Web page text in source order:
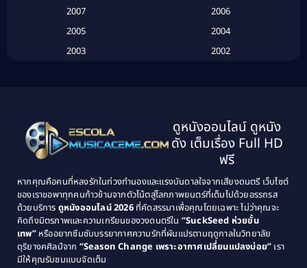
(134)
Classic หนังคลาสสิก(21)
Classic หนังคลาสสิก(25)
Comedy ตลก(46)
Comedy ตลก(515)
2007
2006
2005
2004
2003
2002
1995
1994
1993
1992
1989
1988
1987
1986
1985
1984
1983
1982
ดูหนังออนไลน์ ดูหนัง
ดัง เต็มเรื่อง Full HD
ฟรี
หากคุณคือคนที่หลงรักในท่วงทำนองและแรงบันดาลใจจากเสียงดนตรี เว็บไซต์
ของเราขอพาทุกคนก้าวข้ามจากตัวโน้ตสู่โลกภาพยนตร์ที่เต็มไปด้วยอรรถรส
ด้วยบริการ ดูหนังออนไลน์ 2026ที่คัดสรรมาเพื่อคุณโดยเฉพาะ ไม่ว่าคุณจะ
คิดถึงมิตรภาพและความเกรียนของวงดนตรีใน “SuckSeed ห่วยขั้น
เทพ”หรืออยากซึมซับบรรยากาศความรักที่ผันแปรตามฤดูกาลในวิทยาลัย
ดุริยางคศิลป์จาก “Season Change เพราะอากาศเปลี่ยนแปลงบ่อย” เรา
มีให้คุณรับชมแบบจัดเต็ม